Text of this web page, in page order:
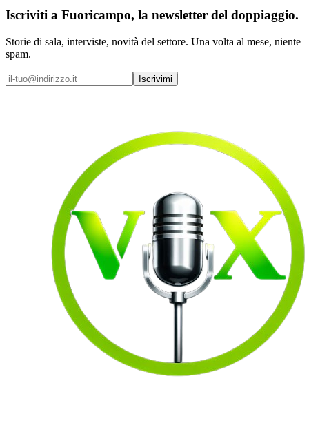
Iscriviti a Fuoricampo, la newsletter del doppiaggio.
Storie di sala, interviste, novità del settore. Una volta al mese, niente
spam.
Iscrivimi